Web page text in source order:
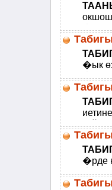
� бир
�ык
�огон
�рде
�өгү